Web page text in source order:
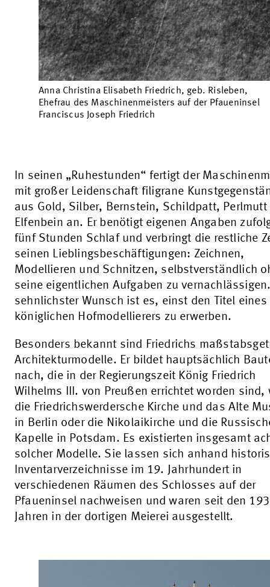
Anna Christina Elisabeth Friedrich, geb. Risleben,
Ehefrau des Maschinenmeisters auf der Pfaueninsel
Franciscus Joseph Friedrich
In seinen „Ruhestunden“ fertigt der
mit großer Leidenschaft filigrane
aus Gold, Silber, Bernstein, Schildpatt, Perlmutt
Elfenbein an. Er benötigt eigenen Angaben
fünf Stunden Schlaf und verbringt die restliche
seinen Lieblingsbeschäftigungen: Zeichnen,
Modellieren und Schnitzen, selbstverständlich
seine eigentlichen Aufgaben zu
sehnlichster Wunsch ist es, einst den Titel eines
königlichen Hofmodellierers zu erwerben.
Besonders bekannt sind Friedrichs
Architekturmodelle. Er bildet hauptsächlich
nach, die in der Regierungszeit König Friedrich
Wilhelms III. von Preußen errichtet worden sind,
die Friedrichswerdersche Kirche und das Alte
in Berlin oder die Nikolaikirche und die
Kapelle in Potsdam. Es existierten insgesamt
solcher Modelle. Sie lassen sich anhand
Inventarverzeichnisse im 19. Jahrhundert in
verschiedenen Räumen des Schlosses auf der
Pfaueninsel nachweisen und waren seit den
Jahren in der dortigen Meierei ausgestellt.